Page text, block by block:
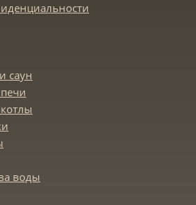
саун
воды